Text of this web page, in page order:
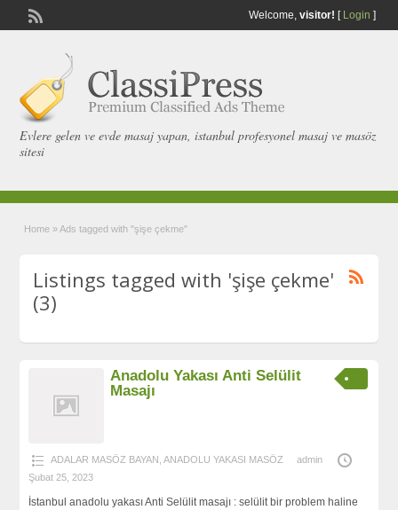
Welcome, visitor! [ Login ]
Evlere gelen ve evde masaj yapan, istanbul profesyonel masaj ve masöz
sitesi
Home » Ads tagged with "şişe çekme"
Listings tagged with 'şişe çekme'
(3)
Anadolu Yakası Anti Selülit
Masajı
ADALAR MASÖZ BAYAN ANADOLU YAKASI MASÖZ
admin
Şubat 25, 2023
İstanbul anadolu yakası Anti Selülit masajı : selülit bir problem haline